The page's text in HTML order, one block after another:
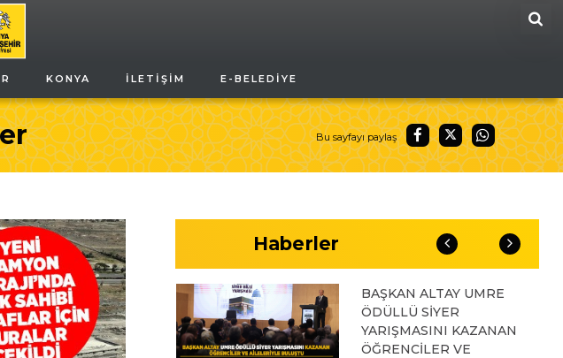
KONYA İLETIŞIM E-BELEDIYE
Bu sayfayı paylaş
Haberler
UMRESİ” İKİNCİ
KAFİLESİNİN KURA
ÇEKİLİŞİNE KATILARAK
KONYALILARIN
HEYECANINA ORTAK
BAŞKAN ALTAY UMRE
ÖDÜLLÜ SİYER
YARIŞMASINI KAZANAN
ÖĞRENCİLER VE